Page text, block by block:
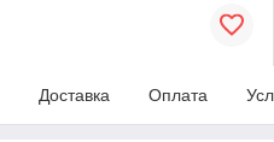
Доставка Оплата